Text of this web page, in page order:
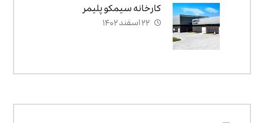
کارخانه سیمکو پلیمر
۲۲ اسفند ۱۴۰۲